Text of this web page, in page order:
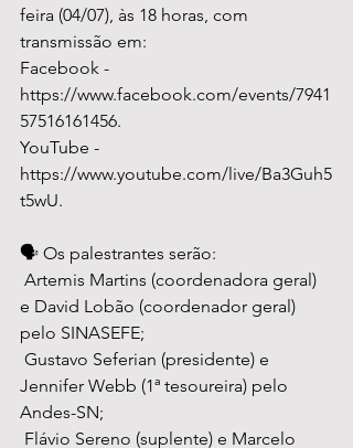
feira (04/07), às 18 horas, com
transmissão em:
Facebook -
https://www.facebook.com/events/7941
57516161456.
YouTube -
https://www.youtube.com/live/Ba3Guh5
t5wU.
🗣️ Os palestrantes serão:
e David Lobão (coordenador geral)
pelo SINASEFE;
Jennifer Webb (1ª tesoureira) pelo
Andes-SN;